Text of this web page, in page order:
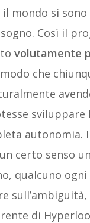
mondo si sono
Così il
volutamente
che
sviluppare
autonomia.
certo senso
qualcuno
di